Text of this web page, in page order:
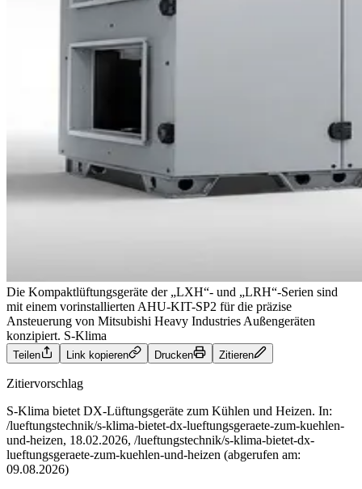
Die Kompaktlüftungsgeräte der „LXH“- und „LRH“-Serien sind
mit einem vorinstallierten AHU-KIT-SP2 für die präzise
Ansteuerung von Mitsubishi Heavy Industries Außengeräten
konzipiert. S-Klima
Teilen Link kopieren Drucken Zitieren
Zitiervorschlag
S-Klima bietet DX-Lüftungsgeräte zum Kühlen und Heizen. In:
/lueftungstechnik/s-klima-bietet-dx-lueftungsgeraete-zum-kuehlen-
und-heizen, 18.02.2026, /lueftungstechnik/s-klima-bietet-dx-
lueftungsgeraete-zum-kuehlen-und-heizen (abgerufen am:
09.08.2026)